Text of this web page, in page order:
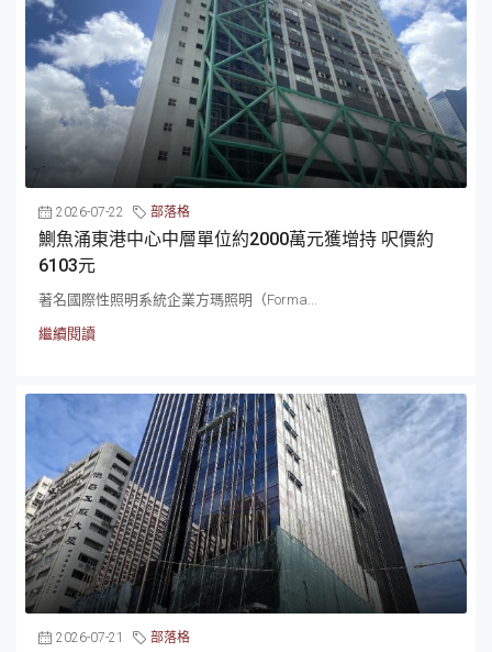
2026-07-22 部落格
鰂魚涌東港中心中層單位約2000萬元獲增持 呎價約
6103元
著名國際性照明系統企業方瑪照明（Forma...
繼續閱讀
2026-07-21 部落格